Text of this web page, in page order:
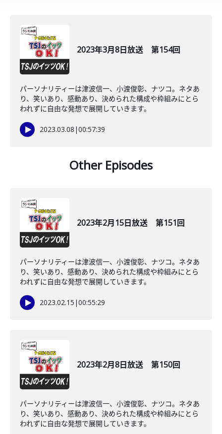
2023年3月8日放送 第154回
パーソナリティーは津波信一、小渡俊彰、ナツコ。ネタあ
り、笑いあり、感動あり、決められた構成や枠組みにとら
われずに自由な発想で展開していきます。
2023.03.08 |00:57:39
Other Episodes
2023年2月15日放送 第151回
パーソナリティーは津波信一、小渡俊彰、ナツコ。ネタあ
り、笑いあり、感動あり、決められた構成や枠組みにとら
われずに自由な発想で展開していきます。
2023.02.15 |00:55:29
2023年2月8日放送 第150回
パーソナリティーは津波信一、小渡俊彰、ナツコ。ネタあ
り、笑いあり、感動あり、決められた構成や枠組みにとら
われずに自由な発想で展開していきます。